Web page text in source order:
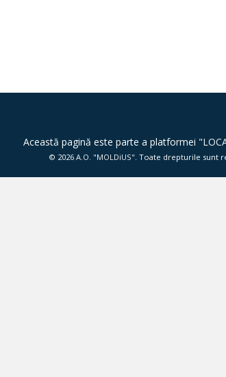
Această pagină este parte a platformei "
© 2026 A.O. "MOLDiUS". Toate drepturile sunt